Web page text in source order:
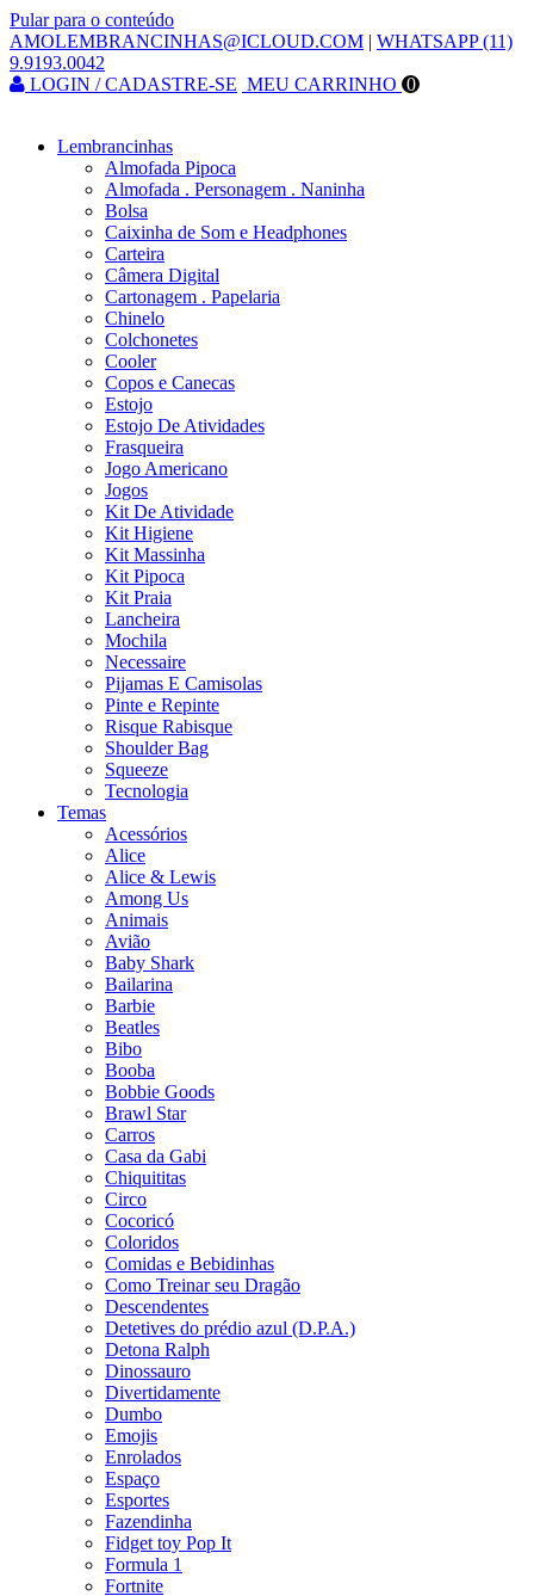
Pular para o conteúdo
AMOLEMBRANCINHAS@ICLOUD.COM | WHATSAPP (11)
9.9193.0042
LOGIN / CADASTRE-SE MEU CARRINHO 0
Lembrancinhas
Almofada Pipoca
Almofada . Personagem . Naninha
Bolsa
Caixinha de Som e Headphones
Carteira
Câmera Digital
Cartonagem . Papelaria
Chinelo
Colchonetes
Cooler
Copos e Canecas
Estojo
Estojo De Atividades
Frasqueira
Jogo Americano
Jogos
Kit De Atividade
Kit Higiene
Kit Massinha
Kit Pipoca
Kit Praia
Lancheira
Mochila
Necessaire
Pijamas E Camisolas
Pinte e Repinte
Risque Rabisque
Shoulder Bag
Squeeze
Tecnologia
Temas
Acessórios
Alice
Alice & Lewis
Among Us
Animais
Avião
Baby Shark
Bailarina
Barbie
Beatles
Bibo
Booba
Bobbie Goods
Brawl Star
Carros
Casa da Gabi
Chiquititas
Circo
Cocoricó
Coloridos
Comidas e Bebidinhas
Como Treinar seu Dragão
Descendentes
Detetives do prédio azul (D.P.A.)
Detona Ralph
Dinossauro
Divertidamente
Dumbo
Emojis
Enrolados
Espaço
Esportes
Fazendinha
Fidget toy Pop It
Formula 1
Fortnite